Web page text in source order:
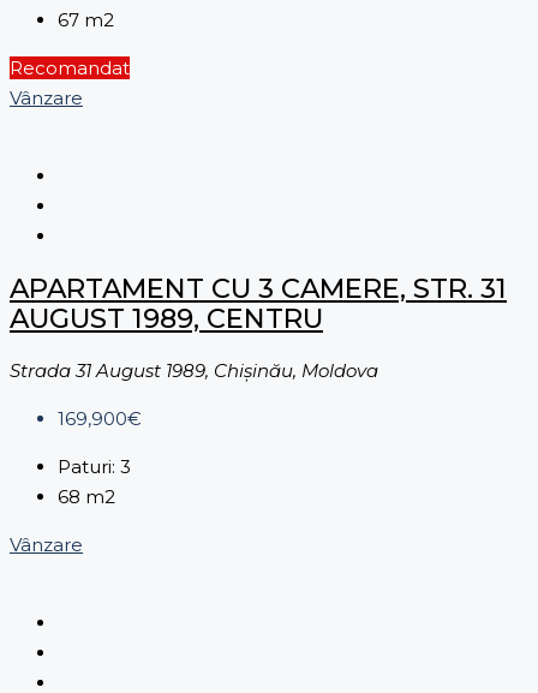
67 m2
Recomandat
Vânzare
APARTAMENT CU 3 CAMERE, STR. 31
AUGUST 1989, CENTRU
Strada 31 August 1989, Chișinău, Moldova
169,900€
Paturi: 3
68 m2
Vânzare